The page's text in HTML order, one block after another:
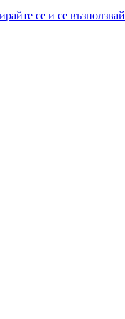
се и се